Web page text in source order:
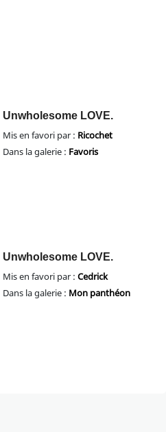
Unwholesome LOVE.
Mis en favori par : Ricochet
Dans la galerie : Favoris
Unwholesome LOVE.
Mis en favori par : Cedrick
Dans la galerie : Mon panthéon